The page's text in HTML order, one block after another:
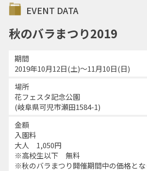
EVENT DATA
秋のバラまつり2019
期間
2019年10月12日(土)～11月10日(日)
場所
花フェスタ記念公園
(岐阜県可児市瀬田1584-1)
金額
入園料
大人 1,050円
※高校生以下 無料
※秋のバラまつり開催期間中の価格とな